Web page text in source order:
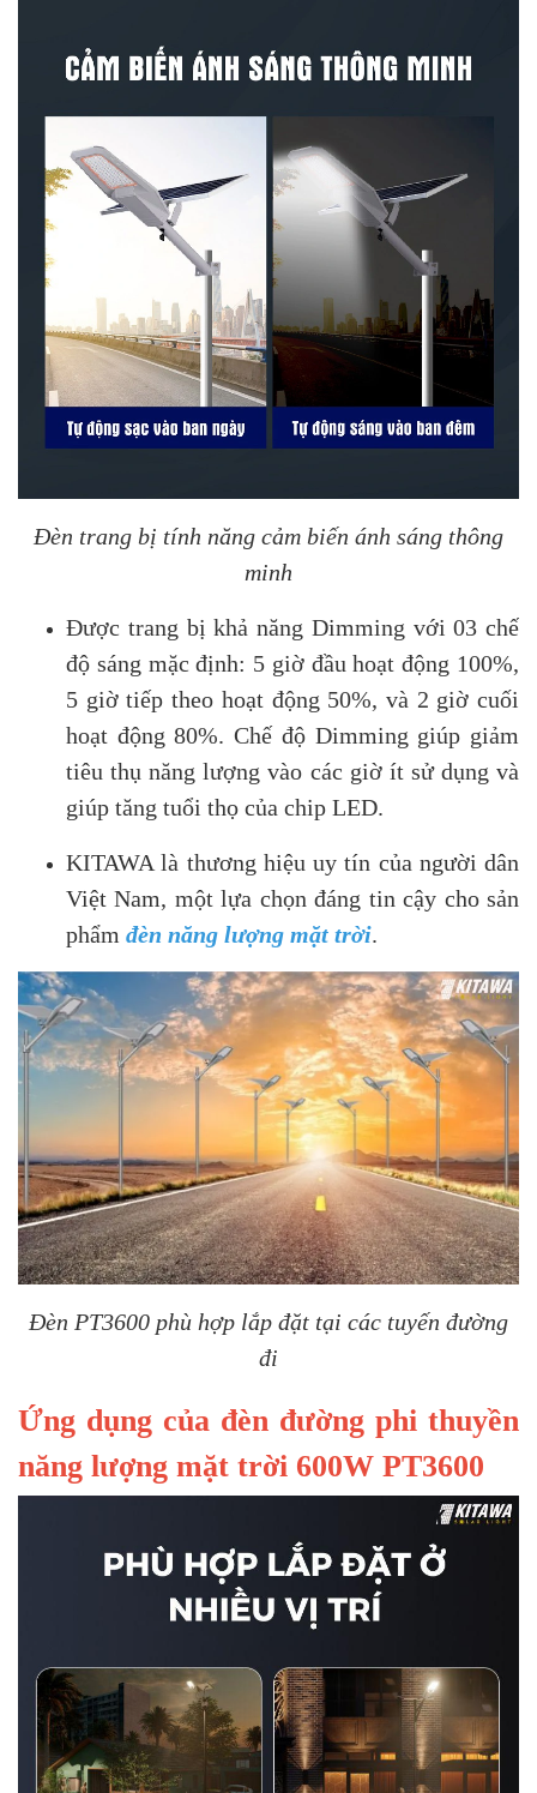
Đèn trang bị tính năng cảm biến ánh sáng thông
minh
Được trang bị khả năng Dimming với 03 chế
độ sáng mặc định: 5 giờ đầu hoạt động 100%,
5 giờ tiếp theo hoạt động 50%, và 2 giờ cuối
hoạt động 80%. Chế độ Dimming giúp giảm
tiêu thụ năng lượng vào các giờ ít sử dụng và
giúp tăng tuổi thọ của chip LED.
KITAWA là thương hiệu uy tín của người dân
Việt Nam, một lựa chọn đáng tin cậy cho sản
phẩm đèn năng lượng mặt trời.
Đèn PT3600 phù hợp lắp đặt tại các tuyến đường
đi
Ứng dụng của đèn đường phi thuyền
năng lượng mặt trời 600W PT3600